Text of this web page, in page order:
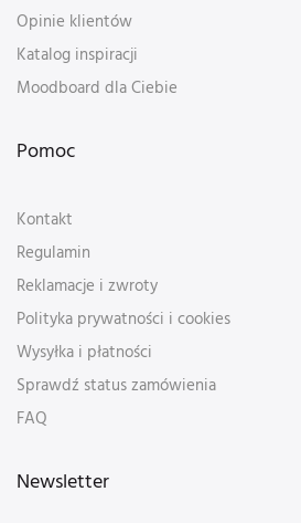
Opinie klientów
Katalog inspiracji
Moodboard dla Ciebie
Pomoc
Kontakt
Regulamin
Reklamacje i zwroty
Polityka prywatności i cookies
Wysyłka i płatności
Sprawdź status zamówienia
FAQ
Newsletter